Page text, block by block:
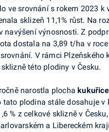
ve srovnání s rokem 2023 k
sklizeň 11,1% růst. Na
navýšení výnosnosti. Z
dostala na 3,89 t/ha v
V rámci Plzeňského
této plodiny v Česku.
narostla plocha
tato plodina stále dosahuje
% z celkové sklizně v
a Libereckém